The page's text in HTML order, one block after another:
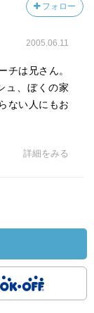
フォロー
2005.06.11
チは兄さん。
ュ、ぼくの家
ない人にもお
詳細をみる